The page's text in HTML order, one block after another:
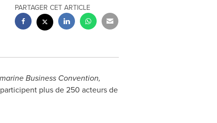
PARTAGER CET ARTICLE
Business Convention,
plus de 250 acteurs de